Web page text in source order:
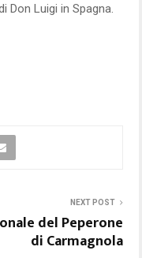
Luigi in Spagna.
NEXT POST
del Peperone
di Carmagnola